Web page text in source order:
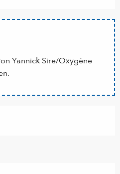
Yannick Sire/Oxygène